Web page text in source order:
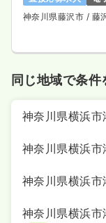
神奈川県藤沢市 / 藤
同じ地域で条件
神奈川県横浜市
神奈川県横浜市
神奈川県横浜市
神奈川県横浜市